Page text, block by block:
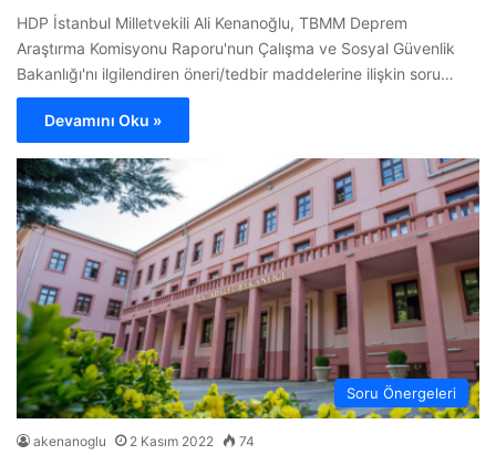
HDP İstanbul Milletvekili Ali Kenanoğlu, TBMM Deprem
Araştırma Komisyonu Raporu'nun Çalışma ve Sosyal Güvenlik
Bakanlığı'nı ilgilendiren öneri/tedbir maddelerine ilişkin soru…
Devamını Oku »
Soru Önergeleri
akenanoglu 2 Kasım 2022 74